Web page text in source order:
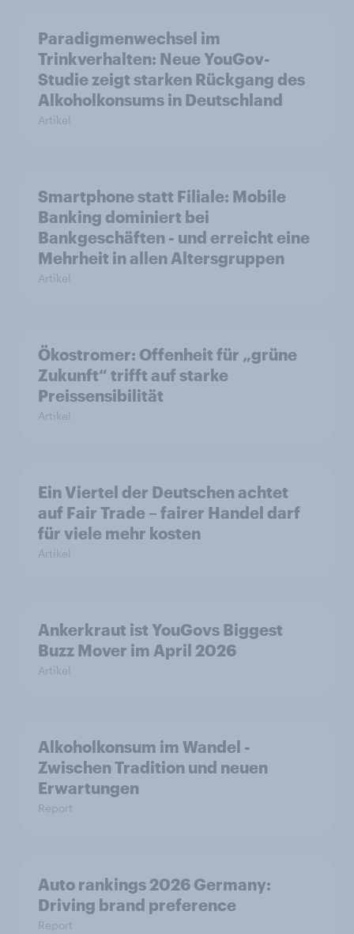
Paradigmenwechsel im
Trinkverhalten: Neue YouGov-
Studie zeigt starken Rückgang des
Alkoholkonsums in Deutschland
Artikel
Smartphone statt Filiale: Mobile
Banking dominiert bei
Bankgeschäften - und erreicht eine
Mehrheit in allen Altersgruppen
Artikel
Ökostromer: Offenheit für „grüne
Zukunft“ trifft auf starke
Preissensibilität
Artikel
Ein Viertel der Deutschen achtet
auf Fair Trade – fairer Handel darf
für viele mehr kosten
Artikel
Ankerkraut ist YouGovs Biggest
Buzz Mover im April 2026
Artikel
Alkoholkonsum im Wandel​ -
Zwischen Tradition und neuen
Erwartungen
Report
Auto rankings 2026 Germany:
Driving brand preference
Report